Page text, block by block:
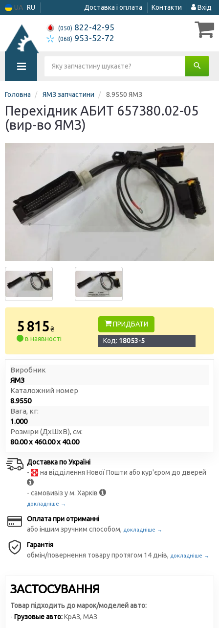
UA RU Доставка і оплата Контакти Вхід
(050) 822-42-95
(068) 953-52-72
Головна ЯМЗ запчастини 8.9550 ЯМЗ
Перехідник АБИТ 657380.02-05
(вир-во ЯМЗ)
5 815₴
в наявності
ПРИДБАТИ
Код: 18053-5
Виробник
ЯМЗ
Каталожний номер
8.9550
Вага, кг:
1.000
Розміри (ДxШxВ), см:
80.00 x 460.00 x 40.00
Доставка по Україні
-
на відділення Нової Пошти або кур'єром до дверей
- самовивіз у м. Харків
докладніше →
Оплата при отриманні
або іншим зручним способом, докладніше →
Гарантія
обмін/повернення товару протягом 14 днів, докладніше →
ЗАСТОСУВАННЯ
Товар підходить до марок/моделей авто:
- Грузовые авто:КрАЗ, МАЗ